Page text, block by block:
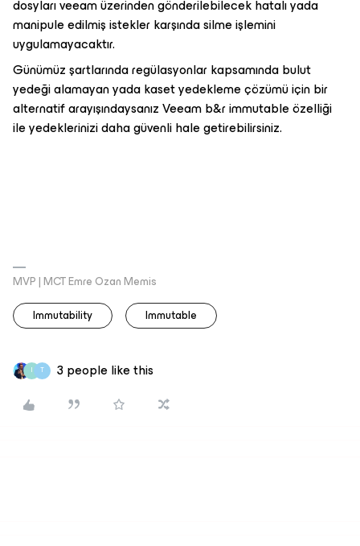
dosyları veeam üzerinden gönderilebilecek hatalı yada
manipule edilmiş istekler karşında silme işlemini
uygulamayacaktır.
Günümüz şartlarında regülasyonlar kapsamında bulut
yedeği alamayan yada kaset yedekleme çözümü için bir
alternatif arayışındaysanız Veeam b&r immutable özelliği
ile yedeklerinizi daha güvenli hale getirebilirsiniz.
MVP | MCT Emre Ozan Memis
Immutability
Immutable
I T 3 people like this